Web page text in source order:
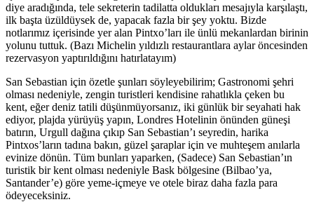
diye aradığında, tele sekreterin tadilatta oldukları mesajıyla karşılaştı,
ilk başta üzüldüysek de, yapacak fazla bir şey yoktu. Bizde
notlarımız içerisinde yer alan Pintxo’ları ile ünlü mekanlardan birinin
yolunu tuttuk. (Bazı Michelin yıldızlı restaurantlara aylar öncesinden
rezervasyon yaptırıldığını hatırlatayım)
San Sebastian için özetle şunları söyleyebilirim; Gastronomi şehri
olması nedeniyle, zengin turistleri kendisine rahatlıkla çeken bu
kent, eğer deniz tatili düşünmüyorsanız, iki günlük bir seyahati hak
ediyor, plajda yürüyüş yapın, Londres Hotelinin önünden güneşi
batırın, Urgull dağına çıkıp San Sebastian’ı seyredin, harika
Pintxos’ların tadına bakın, güzel şaraplar için ve muhteşem anılarla
evinize dönün. Tüm bunları yaparken, (Sadece) San Sebastian’ın
turistik bir kent olması nedeniyle Bask bölgesine (Bilbao’ya,
Santander’e) göre yeme-içmeye ve otele biraz daha fazla para
ödeyeceksiniz.